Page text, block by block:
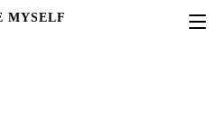
MYSELF